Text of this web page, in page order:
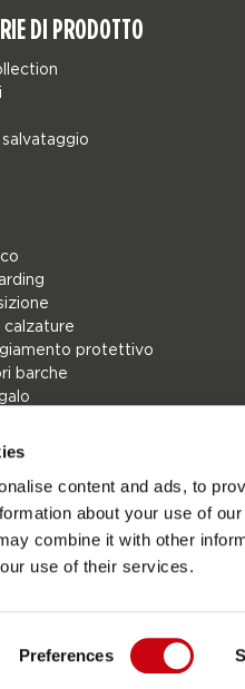
content and ads, to
about your use of
combine it with other
use of their services.
Preferences
DI PRODOTTO
protettivo
barche
Jobesports.com - Sito